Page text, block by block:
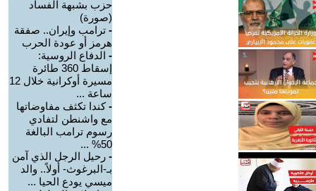
حزب بشبهة الفساد
(صورة)
- ترامب وإيران.. صفقة
هرمز أو عودة الحرب
- الدفاع الروسية:
إسقاط 360 طائرة
مسيرة أوكرانية خلال 12
ساعة ...
-كندا تكثف مفاوضاتها
مع واشنطن لتفادي
رسوم ترامب البالغة
50% ...
- رحيل الرجل الذي آمن
بـ-البرغوث- أولاً.. والد
ميسي يودع الحيا ...